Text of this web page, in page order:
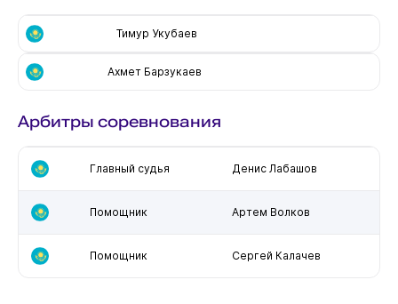
Тимур Укубаев
Ахмет Барзукаев
Арбитры соревнования
Главный судья Денис Лабашов
Помощник Артем Волков
Помощник Сергей Калачев